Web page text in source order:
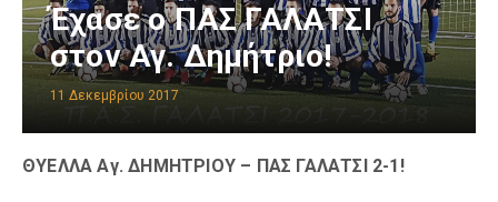
Έχασε ο ΠΑΣ ΓΑΛΑΤΣΙ
στον Αγ. Δημήτριο!
11 Δεκεμβρίου 2017
ΘΥΕΛΛΑ Αγ. ΔΗΜΗΤΡΙΟΥ – ΠΑΣ ΓΑΛΑΤΣΙ 2-1!